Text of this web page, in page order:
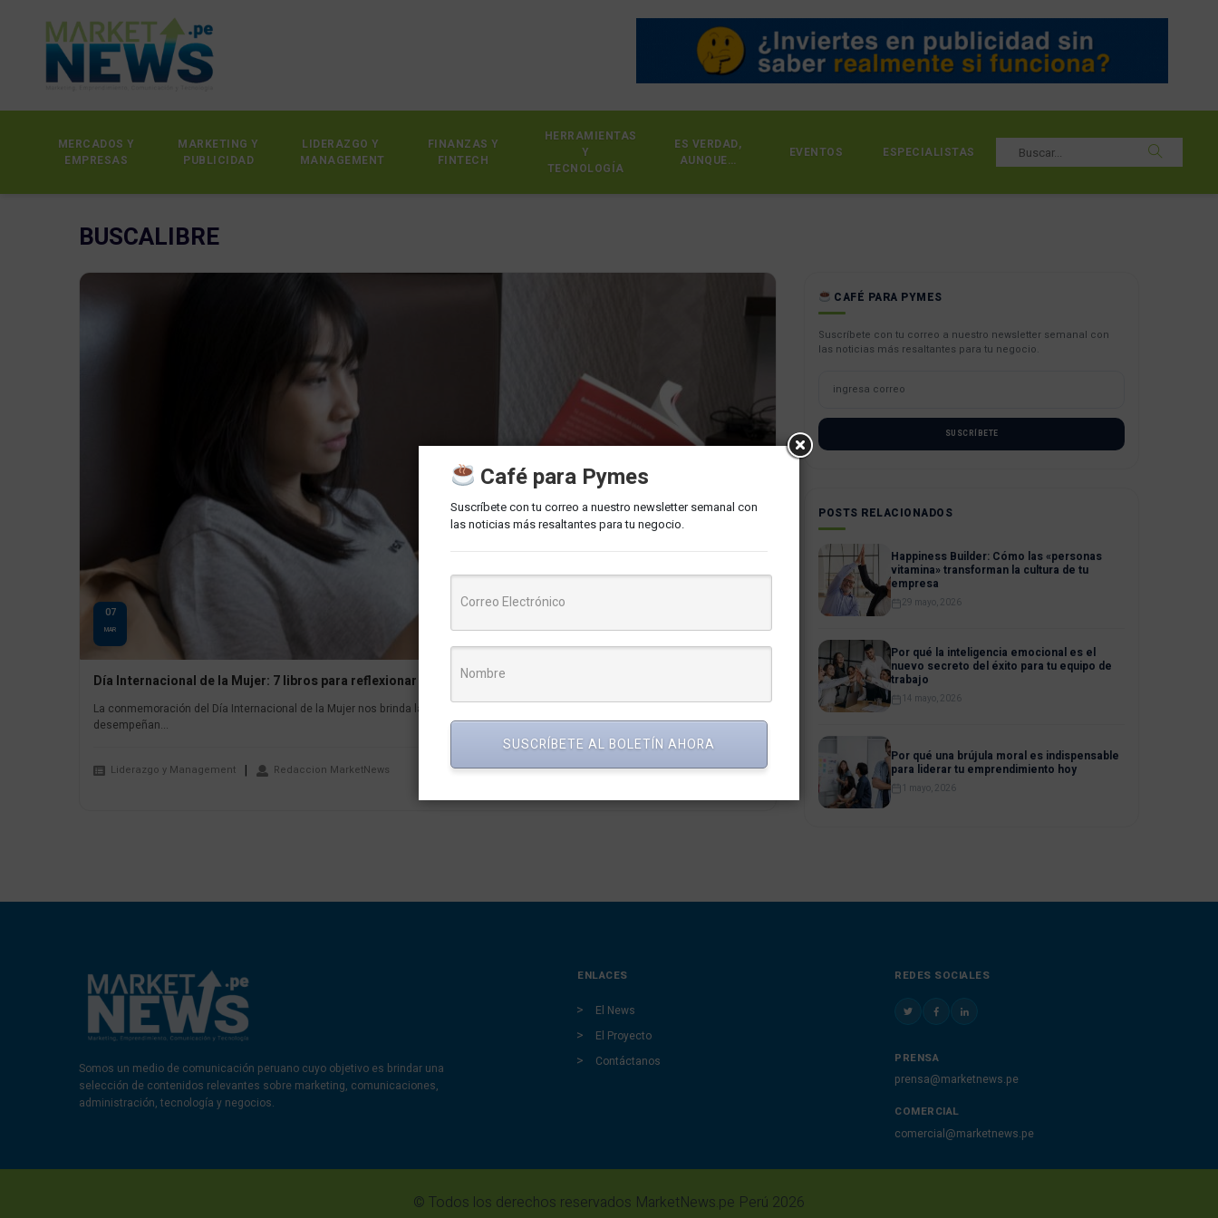
MERCADOS Y
EMPRESAS
MARKETING Y
PUBLICIDAD
LIDERAZGO Y
MANAGEMENT
FINANZAS Y
FINTECH
HERRAMIENTAS
Y
TECNOLOGÍA
ES VERDAD,
AUNQUE…
EVENTOS ESPECIALISTAS
BUSCALIBRE
07
MAR
Día Internacional de la Mujer: 7 libros para reflexionar sobre liderazgo, empoderamiento y maternidad
La conmemoración del Día Internacional de la Mujer nos brinda la oportunidad de reflexionar sobre el papel fundamental que
desempeñan...
Liderazgo y Management Redaccion MarketNews
CAFÉ PARA PYMES
Suscríbete con tu correo a nuestro newsletter semanal con
las noticias más resaltantes para tu negocio.
SUSCRÍBETE
POSTS RELACIONADOS
Happiness Builder: Cómo las «personas
vitamina» transforman la cultura de tu
empresa
29 mayo, 2026
Por qué la inteligencia emocional es el
nuevo secreto del éxito para tu equipo de
trabajo
14 mayo, 2026
Por qué una brújula moral es indispensable
para liderar tu emprendimiento hoy
1 mayo, 2026
Somos un medio de comunicación peruano cuyo objetivo es brindar una
selección de contenidos relevantes sobre marketing, comunicaciones,
administración, tecnología y negocios.
ENLACES
El News
El Proyecto
Contáctanos
REDES SOCIALES
PRENSA
prensa@marketnews.pe
COMERCIAL
comercial@marketnews.pe
© Todos los derechos reservados MarketNews.pe Perú 2026
Café para Pymes
Suscríbete con tu correo a nuestro newsletter semanal con
las noticias más resaltantes para tu negocio.
SUSCRÍBETE AL BOLETÍN AHORA